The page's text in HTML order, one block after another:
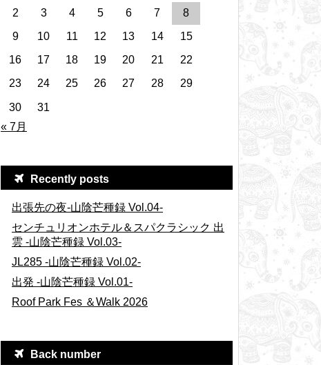
2
3 4 5 6 7
8
9
10 11 12 13 14
15
16
17 18 19 20 21
22
23
24 25 26 27 28 29
30
31
« 7月
Recently posts
出張先の夜-山陰芒種録 Vol.04-
センチュリオンホテル＆スパクラシック 出
雲 -山陰芒種録 Vol.03-
JL285 -山陰芒種録 Vol.02-
出発 -山陰芒種録 Vol.01-
Roof Park Fes ＆Walk 2026
Back number